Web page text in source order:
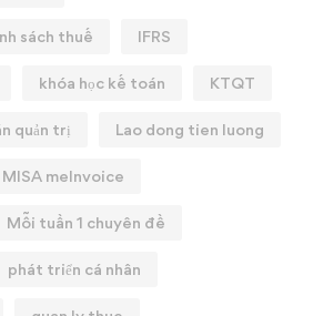
sách thuế IFRS
khóa học kế toán KTQT
quản trị Lao dong tien luong
MISA meInvoice
Mỗi tuần 1 chuyên đề
phát triển cá nhân